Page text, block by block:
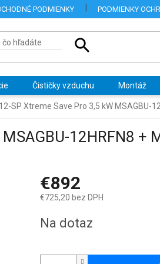
PODMIENKY PODMIENKY
Čističky vzduchu Montáž
SP Xtreme Save Pro 3,5 kW MSAGBU-
12HRFN8 +
€892
€725,20 bez DPH
cena:
Na dotaz